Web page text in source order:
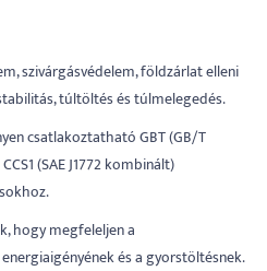
szivárgásvédelem, földzárlat elleni
túltöltés és túlmelegedés.
csatlakoztatható GBT (GB/T
(SAE J1772 kombinált)
hogy megfeleljen a
és a gyorstöltésnek.